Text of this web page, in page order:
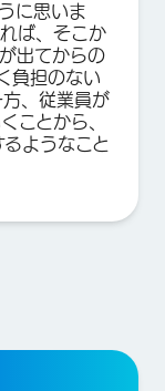
に思いま
ば、そこか
出てからの
負担のない
、従業員が
ことから、
ようなこと